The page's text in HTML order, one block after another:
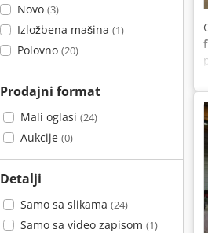
Novo (3)
Izložbena mašina (1)
Polovno (20)
Prodajni format
Mali oglasi (24)
Aukcije (0)
Detalji
Samo sa slikama (24)
Samo sa video zapisom (1)